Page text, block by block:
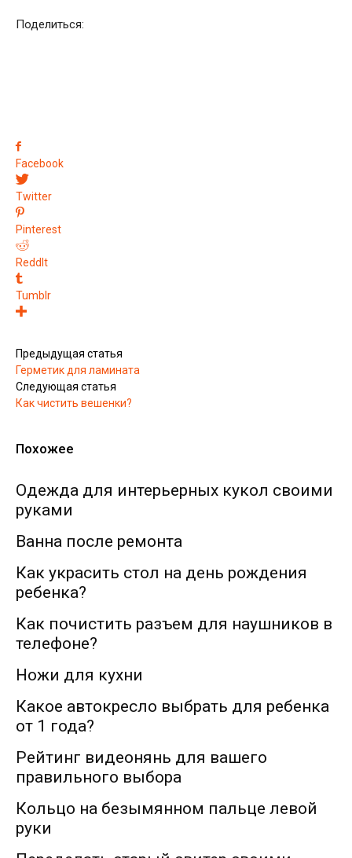
Поделиться:
Facebook
Twitter
Pinterest
ReddIt
Tumblr
Предыдущая статья
Герметик для ламината
Следующая статья
Как чистить вешенки?
Похожее
Одежда для интерьерных кукол своими
руками
Ванна после ремонта
Как украсить стол на день рождения
ребенка?
Как почистить разъем для наушников в
телефоне?
Ножи для кухни
Какое автокресло выбрать для ребенка
от 1 года?
Рейтинг видеонянь для вашего
правильного выбора
Кольцо на безымянном пальце левой
руки